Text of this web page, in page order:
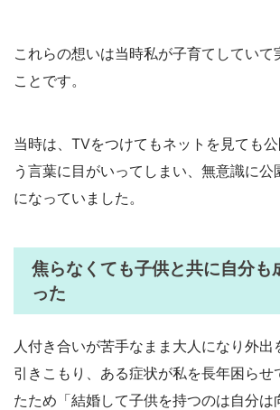
これらの想いは当時私が子育てしていて
ことです。
当時は、TVをつけてもネットを見ても
う言葉に目がいってしまい、無意識に
になっていました。
焦らなくても子供と共に自分も
った
人付き合いが苦手なまま大人になり外出
引きこもり、ある症状が私を長年困らせ
たため「結婚して子供を持つのは自分は